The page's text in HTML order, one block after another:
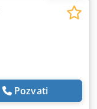
Pozvati